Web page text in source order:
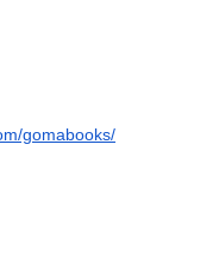
gomabooks/